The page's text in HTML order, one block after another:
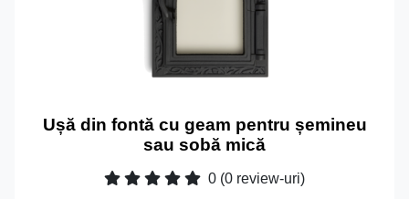
Ușă din fontă cu geam pentru șemineu
sau sobă mică
0 (0 review-uri)